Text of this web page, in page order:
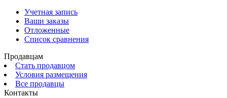
Учетная запись
Ваши заказы
Отложенные
Список сравнения
Продавцам
Стать продавцом
Условия размещения
Все продавцы
Контакты